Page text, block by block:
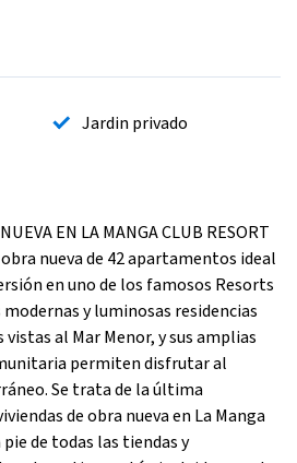
Jardin privado
EN LA MANGA CLUB RESORT
nueva de 42 apartamentos ideal
en uno de los famosos Resorts
modernas y luminosas residencias
al Mar Menor, y sus amplias
permiten disfrutar al
Se trata de la última
de obra nueva en La Manga
de todas las tiendas y